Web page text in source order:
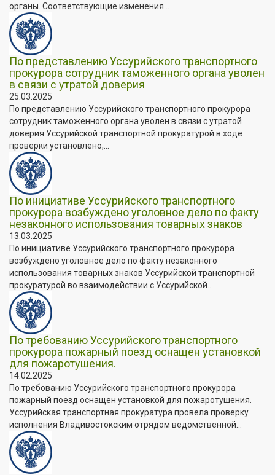
органы. Соответствующие изменения...
По представлению Уссурийского транспортного
прокурора сотрудник таможенного органа уволен
в связи с утратой доверия
25.03.2025
По представлению Уссурийского транспортного прокурора
сотрудник таможенного органа уволен в связи с утратой
доверия Уссурийской транспортной прокуратурой в ходе
проверки установлено,...
По инициативе Уссурийского транспортного
прокурора возбуждено уголовное дело по факту
незаконного использования товарных знаков
13.03.2025
По инициативе Уссурийского транспортного прокурора
возбуждено уголовное дело по факту незаконного
использования товарных знаков Уссурийской транспортной
прокуратурой во взаимодействии с Уссурийской...
По требованию Уссурийского транспортного
прокурора пожарный поезд оснащен установкой
для пожаротушения.
14.02.2025
По требованию Уссурийского транспортного прокурора
пожарный поезд оснащен установкой для пожаротушения.
Уссурийская транспортная прокуратура провела проверку
исполнения Владивостокским отрядом ведомственной...